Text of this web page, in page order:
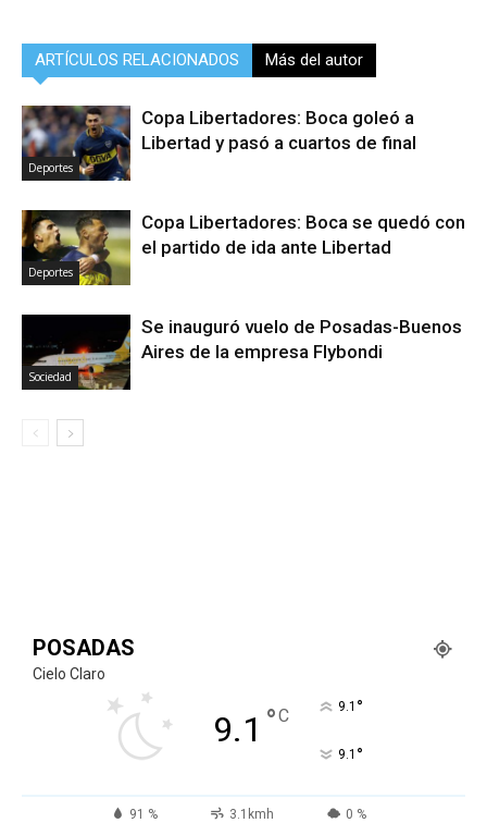
ARTÍCULOS RELACIONADOS Más del autor
Deportes
Copa Libertadores: Boca goleó a
Libertad y pasó a cuartos de final
Deportes
Copa Libertadores: Boca se quedó con
el partido de ida ante Libertad
Sociedad
Se inauguró vuelo de Posadas-Buenos
Aires de la empresa Flybondi
POSADAS
Cielo Claro
9.1 °C 9.1 °
9.1 °
91 % 3.1kmh 0 %